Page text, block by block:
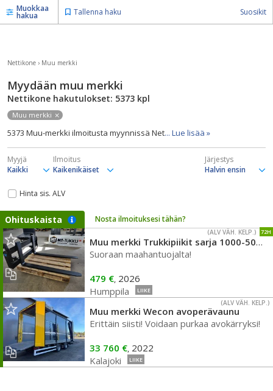
Muokkaa
hakua Tallenna haku Suosikit
Nettikone › Muu merkki
Myydään muu merkki
Nettikone hakutulokset: 5373 kpl
Muu merkki
5373 Muu-merkki ilmoitusta myynnissä Net... Lue lisää »
Myyjä Ilmoitus Järjestys
Hinta sis. ALV
Ohituskaista Nosta ilmoituksesi tähän?
72H
(ALV VÄH. KELP.)
Muu merkki Trukkipiikit sarja 1000-5000kg
Suoraan maahantuojalta!
479 €, 2026
Humppila
LIIKE
(ALV VÄH. KELP.)
Muu merkki Wecon avoperävaunu
Erittäin siisti! Voidaan purkaa avokärryksi!
33 760 €, 2022
Kalajoki
LIIKE